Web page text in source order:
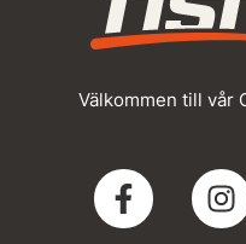
Välkommen till vår